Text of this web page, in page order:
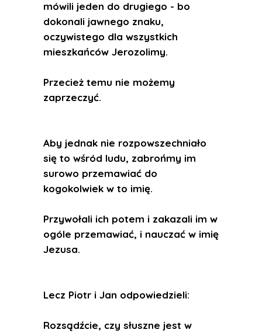
mówili jeden do drugiego - bo
dokonali jawnego znaku,
oczywistego dla wszystkich
mieszkańców Jerozolimy.
Przecież temu nie możemy
zaprzeczyć.
Aby jednak nie rozpowszechniało
się to wśród ludu, zabrońmy im
surowo przemawiać do
kogokolwiek w to imię.
Przywołali ich potem i zakazali im w
ogóle przemawiać, i nauczać w imię
Jezusa.
Lecz Piotr i Jan odpowiedzieli:
Rozsądźcie, czy słuszne jest w